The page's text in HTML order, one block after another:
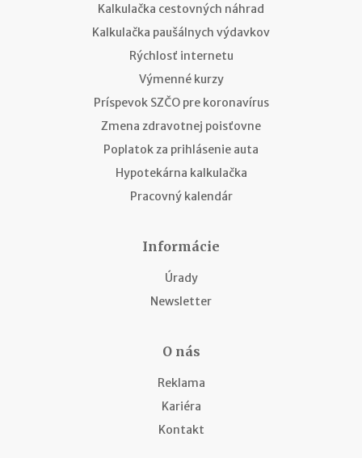
Kalkulačka cestovných náhrad
Kalkulačka paušálnych výdavkov
Rýchlosť internetu
Výmenné kurzy
Príspevok SZČO pre koronavírus
Zmena zdravotnej poisťovne
Poplatok za prihlásenie auta
Hypotekárna kalkulačka
Pracovný kalendár
Informácie
Úrady
Newsletter
O nás
Reklama
Kariéra
Kontakt